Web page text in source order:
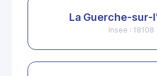
La Guerche-sur-
Insee : 18108